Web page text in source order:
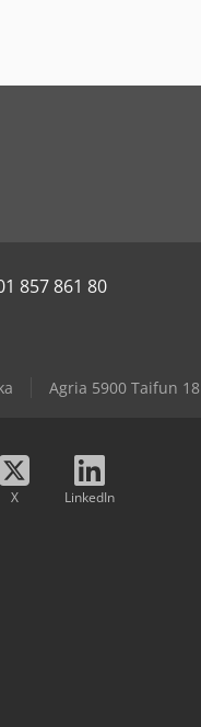
857 861 80
Agria 5900 Taifun 18
X LinkedIn